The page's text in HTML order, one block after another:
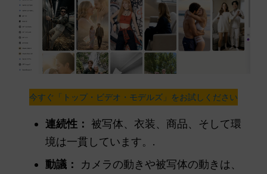
今すぐ「トップ・ビデオ・モデルズ」をお試しください
連続性： 被写体、衣装、商品、そして環
境は一貫しています。.
動議：
カメラの動きや被写体の動きは、